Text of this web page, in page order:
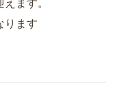
ます。
ります